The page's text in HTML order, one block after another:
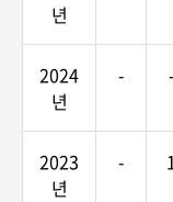
년
2024
년
- -
2023
년
-